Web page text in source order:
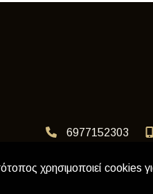
6977152303
χρησιμοποιεί cookies